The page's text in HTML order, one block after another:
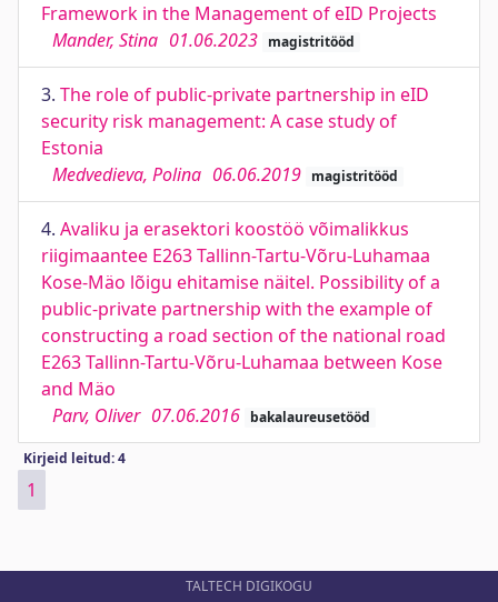
Framework in the Management of eID Projects
Mander, Stina 01.06.2023 magistritööd
3. The role of public-private partnership in eID
security risk management: A case study of
Estonia
Medvedieva, Polina 06.06.2019 magistritööd
4. Avaliku ja erasektori koostöö võimalikkus
riigimaantee E263 Tallinn-Tartu-Võru-Luhamaa
Kose-Mäo lõigu ehitamise näitel. Possibility of a
public-private partnership with the example of
constructing a road section of the national road
E263 Tallinn-Tartu-Võru-Luhamaa between Kose
and Mäo
Parv, Oliver 07.06.2016 bakalaureusetööd
Kirjeid leitud: 4
1
TALTECH DIGIKOGU